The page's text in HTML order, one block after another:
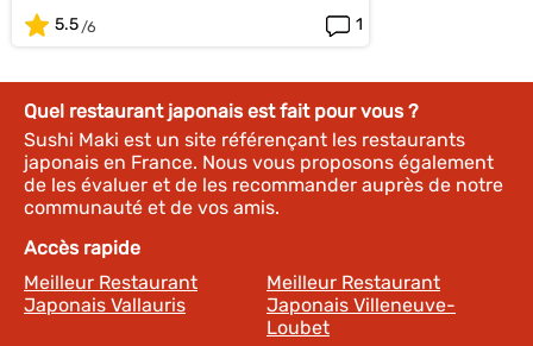
5.5
1
Quel restaurant japonais est fait pour vous ?
Sushi Maki est un site référençant les restaurants
japonais en France. Nous vous proposons également
de les évaluer et de les recommander auprès de notre
communauté et de vos amis.
Accès rapide
Meilleur Restaurant
Japonais Vallauris
Meilleur Restaurant
Japonais Villeneuve-
Loubet